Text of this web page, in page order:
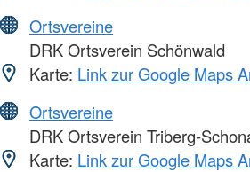
Ortsvereine
DRK Ortsverein Schönwald
Karte: Link zur Google Maps
Ortsvereine
DRK Ortsverein Triberg-
Karte: Link zur Google Maps